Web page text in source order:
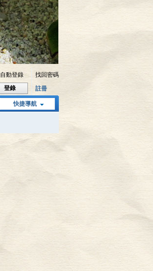
自動登錄
找回密碼
登錄 註冊
快捷導航